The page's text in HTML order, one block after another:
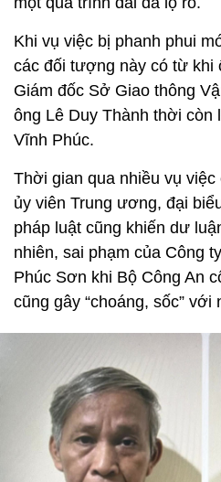
Khi vụ việc bị phanh phui
các đối tượng này có từ khi
Giám đốc Sở Giao thông
ông Lê Duy Thành thời còn
Vĩnh Phúc.
Thời gian qua nhiều vụ
ủy viên Trung ương, đại
pháp luật cũng khiến dư
nhiên, sai phạm của Công
Phúc Sơn khi Bộ Công An
cũng gây “choáng, sốc” với